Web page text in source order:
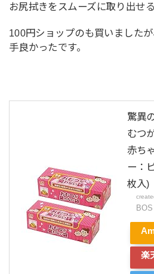
お尻拭きをスムーズに取り出せる
100円ショップのも買いました
手良かったです。
驚異
むつ
赤ち
ー：
枚入)
BOS
楽